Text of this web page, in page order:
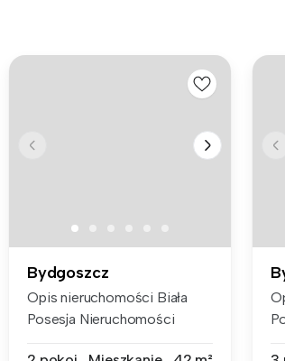
Bydgoszcz
Opis nieruchomości Biała
Posesja Nieruchomości